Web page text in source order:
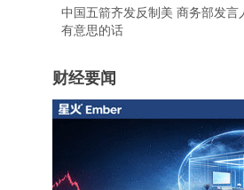
中国五箭齐发反制美 商务部发言
有意思的话
财经要闻